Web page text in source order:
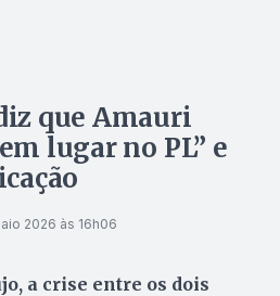
que Amauri
lugar no PL” e
2026 às 16h06
a crise entre os dois